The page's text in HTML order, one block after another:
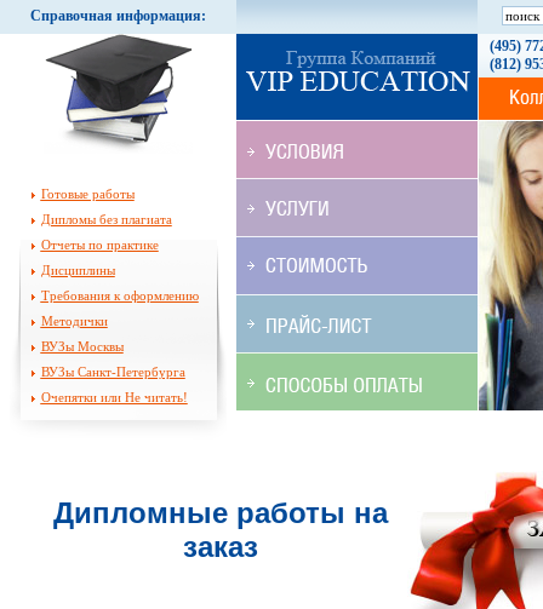
Справочная информация:
Готовые работы
Дипломы без плагиата
Отчеты по практике
Дисциплины
Требования к оформлению
Методички
ВУЗы Москвы
ВУЗы Санкт-Петербурга
Очепятки или Не читать!
(495)
(812)
Дипломные работы на
заказ